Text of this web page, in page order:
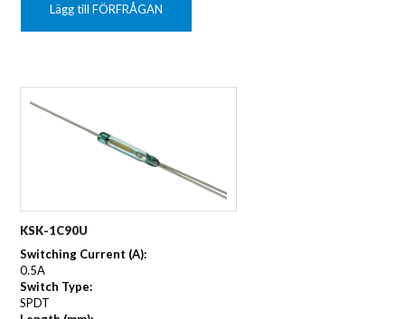
Lägg till FÖRFRÅGAN
KSK-1C90U
Switching Current (A):
0.5A
Switch Type:
SPDT